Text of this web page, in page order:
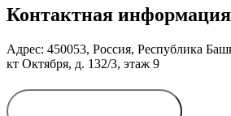
Контактная информация
Адрес: 450053, Россия, Республика
кт Октября, д. 132/3, этаж 9